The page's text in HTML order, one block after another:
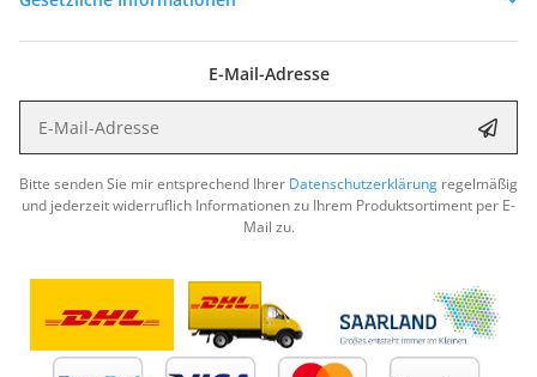
E-Mail-Adresse
Bitte senden Sie mir entsprechend Ihrer Datenschutzerklärung regelmäßig
und jederzeit widerruflich Informationen zu Ihrem Produktsortiment per E-
Mail zu.